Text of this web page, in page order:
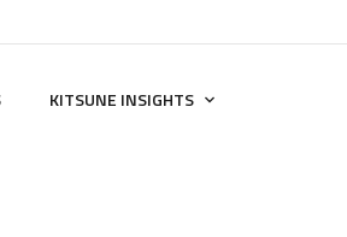
KITSUNE INSIGHTS